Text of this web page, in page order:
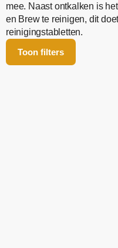
mee. Naast ontkalken is
en Brew te reinigen, dit
reinigingstabletten.
Toon filters